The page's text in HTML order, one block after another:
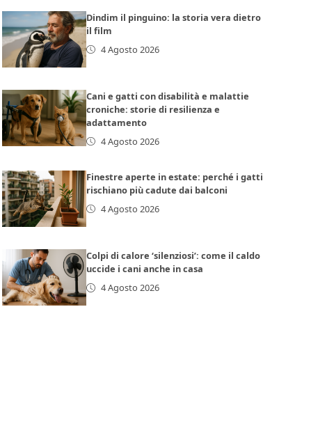
Dindim il pinguino: la storia vera dietro
il film
4 Agosto 2026
Cani e gatti con disabilità e malattie
croniche: storie di resilienza e
adattamento
4 Agosto 2026
Finestre aperte in estate: perché i gatti
rischiano più cadute dai balconi
4 Agosto 2026
Colpi di calore ‘silenziosi’: come il caldo
uccide i cani anche in casa
4 Agosto 2026